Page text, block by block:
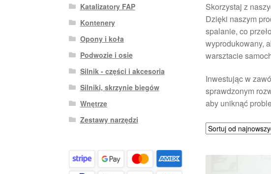
Skorzystaj z
Dzięki naszym
spalanie, co
wyprodukowany,
warsztacie
Inwestując w
sprawdzonym
aby uniknąć
Katalizatory FAP
Kontenery
Opony i koła
Podwozie i osie
Silnik - części i akcesoria
Silniki, skrzynie biegów
Wnętrze
Zestawy narzędzi